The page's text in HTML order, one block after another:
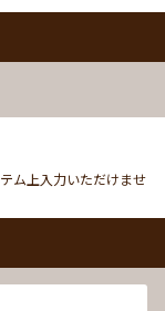
ム上入力いただけませ